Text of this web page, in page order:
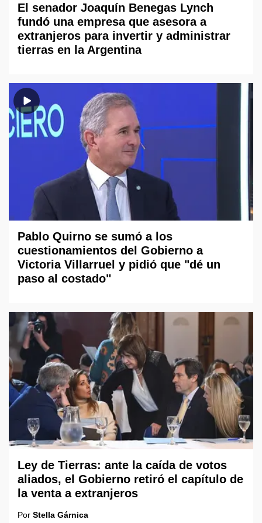
El senador Joaquín Benegas Lynch
fundó una empresa que asesora a
extranjeros para invertir y administrar
tierras en la Argentina
Pablo Quirno se sumó a los
cuestionamientos del Gobierno a
Victoria Villarruel y pidió que "dé un
paso al costado"
Ley de Tierras: ante la caída de votos
aliados, el Gobierno retiró el capítulo de
la venta a extranjeros
Por Stella Gárnica